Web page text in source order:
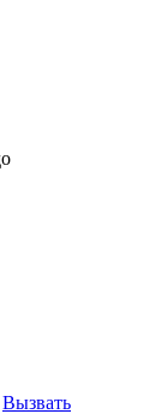
Вызвать